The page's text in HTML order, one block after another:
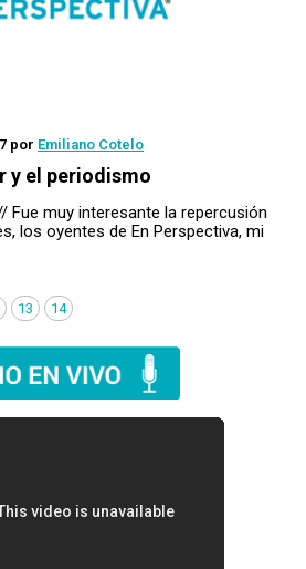
por Emiliano Cotelo
y el periodismo
Fue muy interesante la repercusión
los oyentes de En Perspectiva, mi
13 14